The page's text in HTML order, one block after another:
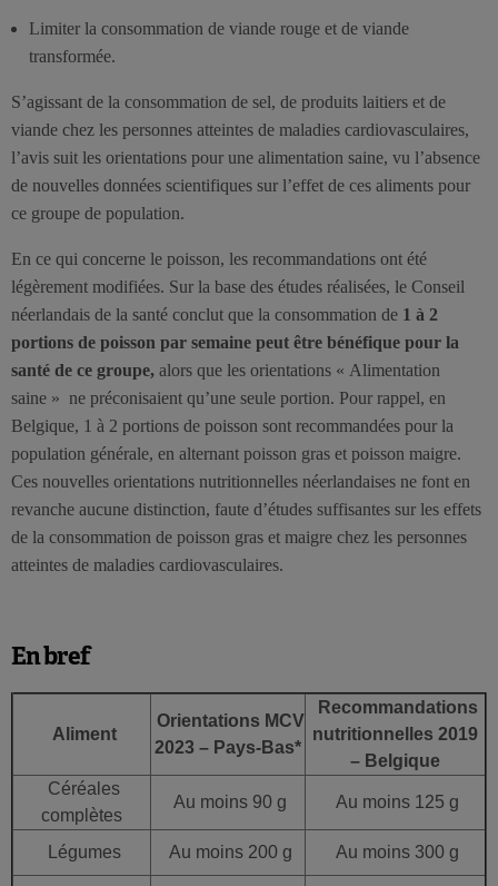
Limiter la consommation de viande rouge et de viande
transformée.
S’agissant de la consommation de sel, de produits laitiers et de
viande chez les personnes atteintes de maladies cardiovasculaires,
l’avis suit les orientations pour une alimentation saine, vu l’absence
de nouvelles données scientifiques sur l’effet de ces aliments pour
ce groupe de population.
En ce qui concerne le poisson, les recommandations ont été
légèrement modifiées. Sur la base des études réalisées, le Conseil
néerlandais de la santé conclut que la consommation de 1 à 2
portions de poisson par semaine peut être bénéfique pour la
santé de ce groupe, alors que les orientations « Alimentation
saine » ne préconisaient qu’une seule portion. Pour rappel, en
Belgique, 1 à 2 portions de poisson sont recommandées pour la
population générale, en alternant poisson gras et poisson maigre.
Ces nouvelles orientations nutritionnelles néerlandaises ne font en
revanche aucune distinction, faute d’études suffisantes sur les effets
de la consommation de poisson gras et maigre chez les personnes
atteintes de maladies cardiovasculaires.
En bref
Aliment
Orientations MCV
2023 – Pays-Bas*
Recommandations
nutritionnelles 2019
– Belgique
Céréales
complètes
Au moins 90 g Au moins 125 g
Légumes Au moins 200 g Au moins 300 g